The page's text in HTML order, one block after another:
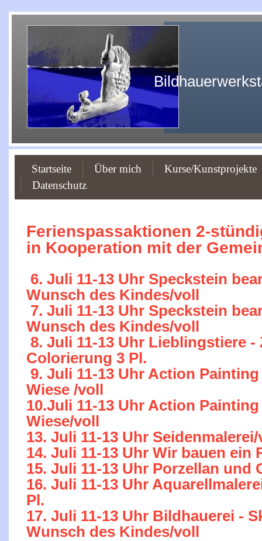
Startseite Über mich
Kurse/Kunstprojekte
Datenschutz
Ferienspassaktionen 2-
in Kooperation mit der
6. Juli 11-13 Uhr Speckstein
Wunsch des Kindes/voll
7. Juli 11-13 Uhr Speckstein
Wunsch des Kindes/voll
8. Juli 11-13 Uhr Lieblingstiere
Colorierung 3 Pl.
9. Juli 11-13 Uhr Action
Wiese /voll
10.Juli 11-13 Uhr Action
Wiese/voll
13. Juli 11-13 Uhr
14. Juli 11-13 Uhr Wir bauen ein
15. Juli 11-13 Uhr Porzellan und
16. Juli 11-13 Uhr
Pl.
17. Juli 11-13 Uhr Bildhauerei -
Wunsch des Kindes/voll